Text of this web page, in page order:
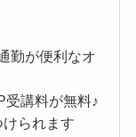
勤が便利なオ
講料が無料♪
られます